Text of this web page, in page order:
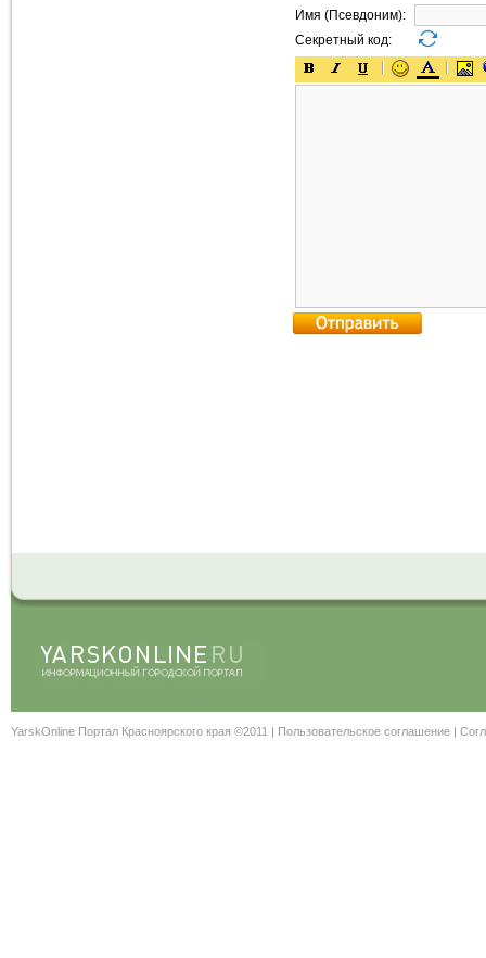
Имя (Псевдоним):
Секретный код:
YarskOnline Портал Красноярского края ©2011 | Пользовательское соглашение |